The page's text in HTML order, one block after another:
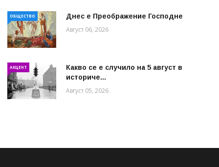
ОБЩЕСТВО Днес е Преображение Господне
Август 06, 2026
АКЦЕНТ
Какво се е случило на 5 август в
историче...
Август 05, 2026